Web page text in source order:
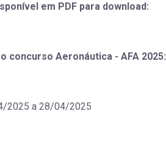
em PDF para download:
concurso Aeronáutica - AFA 2025:
2025 a 28/04/2025